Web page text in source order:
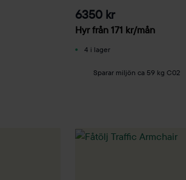
6350 kr
Hyr från 171 kr/mån
4 i lager
Sparar miljön ca 59 kg C02